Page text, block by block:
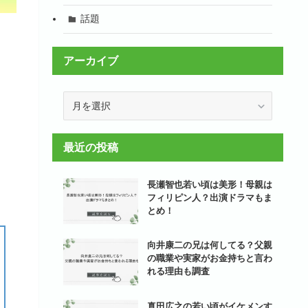
話題
アーカイブ
イ
最近の投稿
長瀬智也若い頃は美形！母親は
フィリピン人？出演ドラマもま
とめ！
向井康二の兄は何してる？父親
の職業や実家がお金持ちと言わ
れる理由も調査